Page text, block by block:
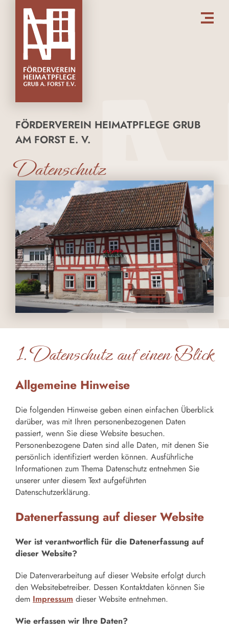
FÖRDERVEREIN HEIMATPFLEGE GRUB
AM FORST E. V.
Datenschutz
1. Datenschutz auf einen Blick
Allgemeine Hinweise
Die folgenden Hinweise geben einen einfachen Überblick
darüber, was mit Ihren personenbezogenen Daten
passiert, wenn Sie diese Website besuchen.
Personenbezogene Daten sind alle Daten, mit denen Sie
persönlich identifiziert werden können. Ausführliche
Informationen zum Thema Datenschutz entnehmen Sie
unserer unter diesem Text aufgeführten
Datenschutzerklärung.
Datenerfassung auf dieser Website
Wer ist verantwortlich für die Datenerfassung auf
dieser Website?
Die Datenverarbeitung auf dieser Website erfolgt durch
den Websitebetreiber. Dessen Kontaktdaten können Sie
dem Impressum dieser Website entnehmen.
Wie erfassen wir Ihre Daten?